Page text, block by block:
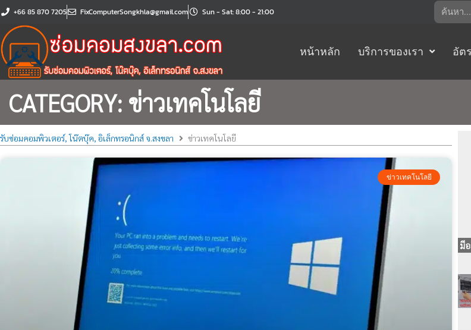
Skip
content
+66 85 870 7205 FixComputerSongkhla@gmail.com Sun - Sat: 8:00 - 21:00 Search
หน้าหลัก บริการของเรา อัต
CATEGORY: ข่าวเทคโนโลยี
รับซ่อมคอมพิวเตอร์, โน๊ตบุ๊ค, อิเล็กทรอนิกส์ จ.สงขลา ข่าวเทคโนโลยี
ข่าวเทคโนโลยี
มี